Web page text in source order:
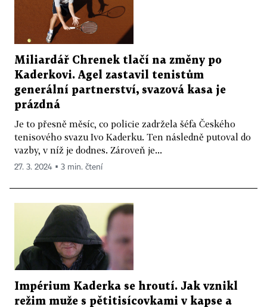
Miliardář Chrenek tlačí na změny po
Kaderkovi. Agel zastavil tenistům
generální partnerství, svazová kasa je
prázdná
Je to přesně měsíc, co policie zadržela šéfa Českého
tenisového svazu Ivo Kaderku. Ten následně putoval do
vazby, v níž je dodnes. Zároveň je...
27. 3. 2024 ▪ 3 min. čtení
Impérium Kaderka se hroutí. Jak vznikl
režim muže s pětitisícovkami v kapse a